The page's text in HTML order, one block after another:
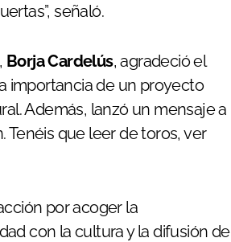
señaló.
, Borja Cardelús, agradeció el
importancia de un proyecto
Además, lanzó un mensaje a
Tenéis que leer de toros, ver
por acoger la
con la cultura y la difusión de